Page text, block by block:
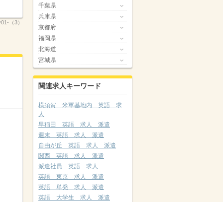
（3）
千葉県
兵庫県
京都府
福岡県
北海道
宮城県
関連求人キーワード
横須賀 米軍基地内 英語 求
人
早稲田 英語 求人 派遣
週末 英語 求人 派遣
自由が丘 英語 求人 派遣
関西 英語 求人 派遣
派遣社員 英語 求人
英語 東京 求人 派遣
英語 単発 求人 派遣
英語 大学生 求人 派遣